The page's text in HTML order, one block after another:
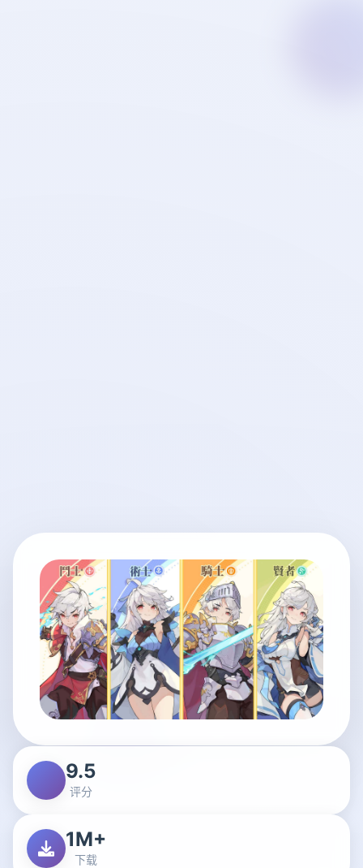
9.5
评分
1M+
下载